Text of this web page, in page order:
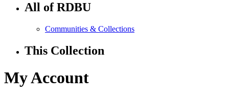
All of RDBU
Communities & Collections
This Collection
My Account